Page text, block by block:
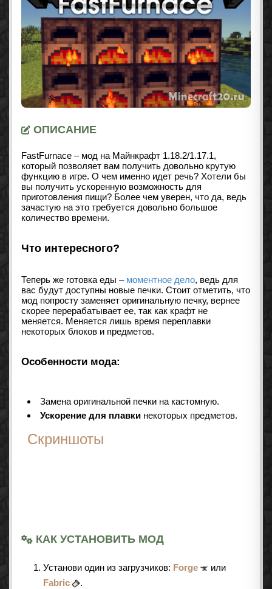
ОПИСАНИЕ
FastFurnace – мод на Майнкрафт 1.18.2/1.17.1,
который позволяет вам получить довольно крутую
функцию в игре. О чем именно идет речь? Хотели бы
вы получить ускоренную возможность для
приготовления пищи? Более чем уверен, что да, ведь
зачастую на это требуется довольно большое
количество времени.
Что интересного?
Теперь же готовка еды – моментное дело, ведь для
вас будут доступны новые печки. Стоит отметить, что
мод попросту заменяет оригинальную печку, вернее
скорее перерабатывает ее, так как крафт не
меняется. Меняется лишь время переплавки
некоторых блоков и предметов.
Особенности мода:
Замена оригинальной печки на кастомную.
Ускорение для плавки некоторых предметов.
Скриншоты
КАК УСТАНОВИТЬ МОД
Установи один из загрузчиков: Forge
или
Fabric
.